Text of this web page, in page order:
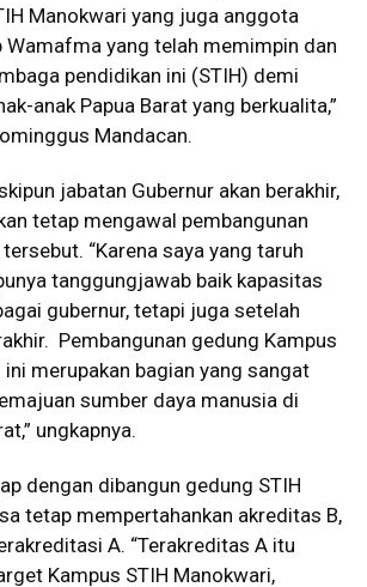
Manokwari yang juga anggota
Wamafma yang telah memimpin dan
pendidikan ini (STIH) demi
anak Papua Barat yang berkualita,”
Mandacan.
jabatan Gubernur akan berakhir,
tetap mengawal pembangunan
“Karena saya yang taruh
tanggungjawab baik kapasitas
gubernur, tetapi juga setelah
Pembangunan gedung Kampus
ini merupakan bagian yang sangat
sumber daya manusia di
ungkapnya.
dengan dibangun gedung STIH
tetap mempertahankan akreditas B,
A. “Terakreditas A itu
Kampus STIH Manokwari,